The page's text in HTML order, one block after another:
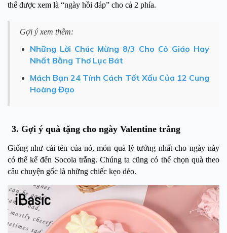
thể được xem là “ngày hồi đáp” cho cả 2 phía.
Gợi ý xem thêm:
Những Lời Chúc Mừng 8/3 Cho Cô Giáo Hay
Nhất Bằng Thơ Lục Bát
Mách Bạn 24 Tính Cách Tốt Xấu Của 12 Cung
Hoàng Đạo
3. Gợi ý quà tặng cho ngày Valentine trắng
Giống như cái tên của nó, món quà lý tưởng nhất cho ngày này
có thể kể đến Socola trắng. Chúng ta cũng có thể chọn quà theo
câu chuyện gốc là những chiếc kẹo dẻo.